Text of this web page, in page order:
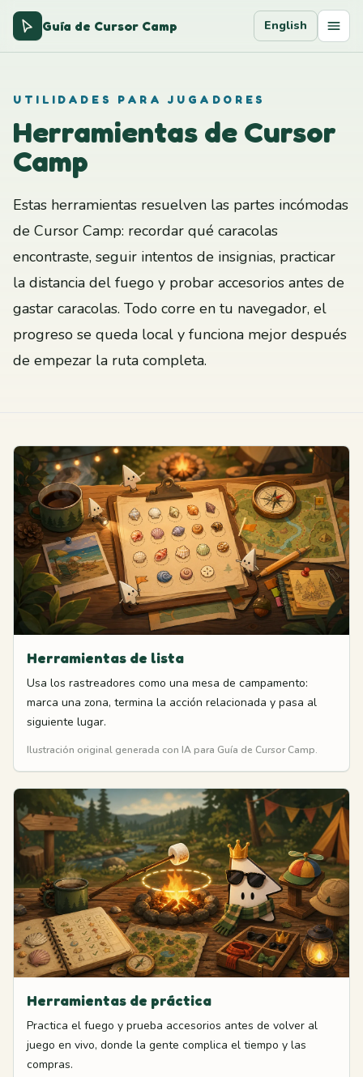
Guía de Cursor Camp English
UTILIDADES PARA JUGADORES
Herramientas de Cursor
Camp
Estas herramientas resuelven las partes incómodas
de Cursor Camp: recordar qué caracolas
encontraste, seguir intentos de insignias, practicar
la distancia del fuego y probar accesorios antes de
gastar caracolas. Todo corre en tu navegador, el
progreso se queda local y funciona mejor después
de empezar la ruta completa.
Herramientas de lista
Usa los rastreadores como una mesa de campamento:
marca una zona, termina la acción relacionada y pasa al
siguiente lugar.
Ilustración original generada con IA para Guía de Cursor Camp.
Herramientas de práctica
Practica el fuego y prueba accesorios antes de volver al
juego en vivo, donde la gente complica el tiempo y las
compras.